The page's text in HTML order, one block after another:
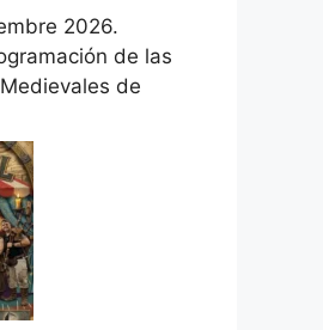
2026.
de las
de